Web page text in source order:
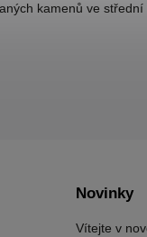
kamenů ve střední
Novinky
Vítejte v